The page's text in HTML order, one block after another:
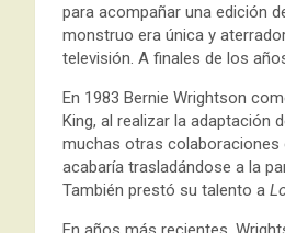
para acompañar una edición
monstruo era única y
televisión. A finales de los
En 1983 Bernie Wrightson
King, al realizar la adaptación
muchas otras colaboraciones
acabaría trasladándose a la
También prestó su talento a